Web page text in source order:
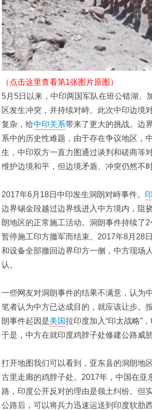
（点击这里查看第1张图片原图）
5月5日以来，中印两国军队在班公错湖、
区发生冲突，并持续对峙。此次中印边境
复杂，给中印关系带来了更大的挑战。边
系中的历史性难题，由于存在争议地区，
生，中印双方一直力图通过谈判和磋商等
维护边境和平，但边境矛盾、冲突仍然不
2017年6月18日中印发生洞朗对峙事件。
边界锡金段越过边界线进入中方境内，阻
朗地区的正常施工活动。洞朗事件持续了
暂停施工印方撤军而结束。2017年8月28
和设备全部撤回边界印方一侧，中方现场
认。
一些网友对洞朗事件的结果不满意，认为
笔者认为中方已达成目的，就应该让步。
朗事件起因是美国拉印度加入“印太战略”
于是，中方在就印度鸡脖子处修建公路威
打开地图我们可以看到，亚东县的洞朗地
古里走廊的鸡脖子处。2017年，中国在亚
路，印度公开反对的理由是领土纠纷。但
公路后，可以将兵力迅速运送到印度软肋